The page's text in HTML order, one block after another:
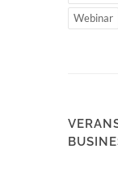
Webinar